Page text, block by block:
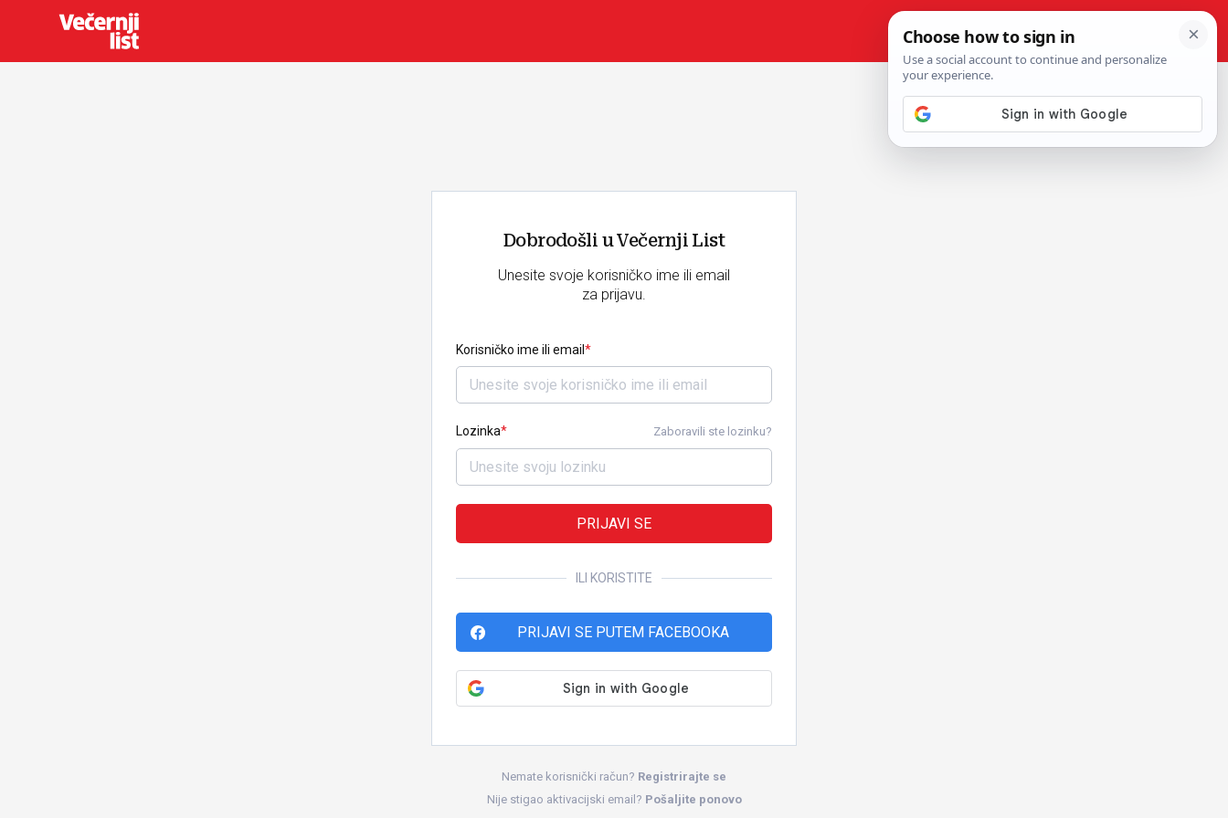
Dobrodošli u Večernji List
Unesite svoje korisničko ime ili email
za prijavu.
Korisničko ime ili email
Lozinka Zaboravili ste lozinku?
PRIJAVI SE
ILI KORISTITE
PRIJAVI SE PUTEM FACEBOOKA
Nemate korisnički račun? Registrirajte se
Nije stigao aktivacijski email? Pošaljite ponovo